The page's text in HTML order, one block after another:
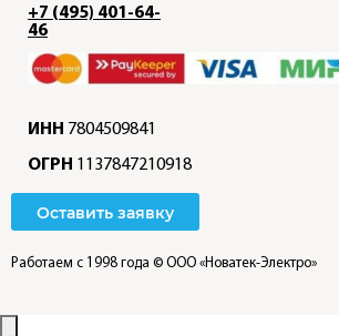
+7 (495) 401-64-
46
ИНН 7804509841
ОГРН 1137847210918
Оставить заявку
Работаем с 1998 года © ООО «Новатек-Электро»